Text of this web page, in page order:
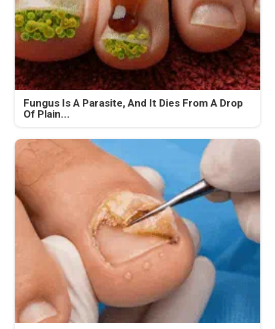
Fungus Is A Parasite, And It Dies From A Drop
Of Plain...